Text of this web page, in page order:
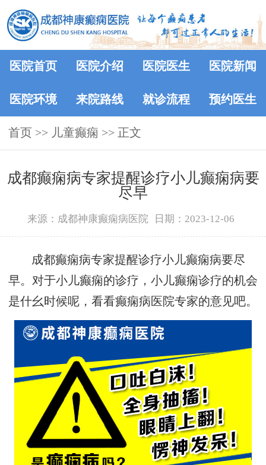
医院首页 医院介绍 医院医生 医院新闻
医院环境 来院路线 就诊流程 预约医生
首页 >> 儿童癫痫 >> 正文
成都癫痫病专家提醒诊疗小儿癫痫病要
尽早
来源：成都神康癫痫病医院 日期：2023-12-06
成都癫痫病专家提醒诊疗小儿癫痫病要尽
早。对于小儿癫痫的诊疗，小儿癫痫诊疗的机会
是什幺时候呢，看看癫痫病医院专家的意见吧。